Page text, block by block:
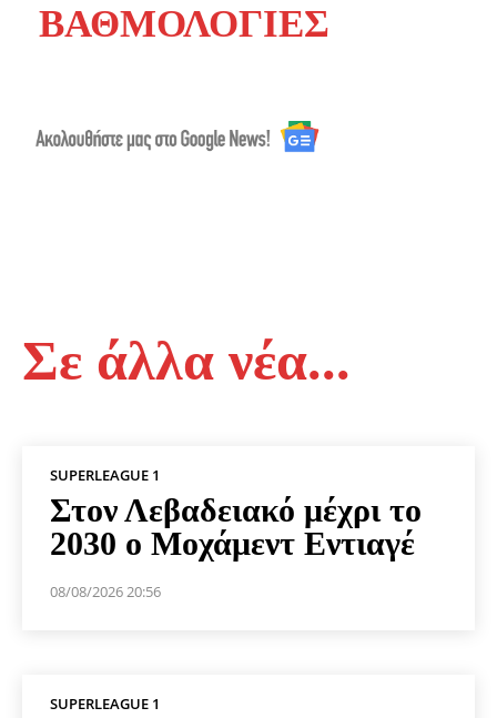
ΒΑΘΜΟΛΟΓΙΕΣ
Σε άλλα νέα...
SUPERLEAGUE 1
Στον Λεβαδειακό μέχρι το
2030 ο Μοχάμεντ Εντιαγέ
08/08/2026 20:56
SUPERLEAGUE 1